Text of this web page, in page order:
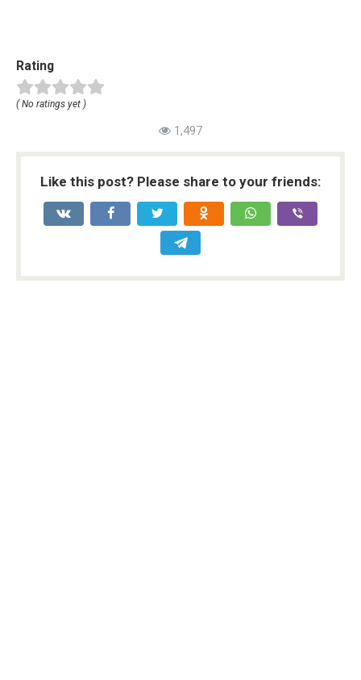
Rating
( No ratings yet )
1,497
Like this post? Please share to your friends: